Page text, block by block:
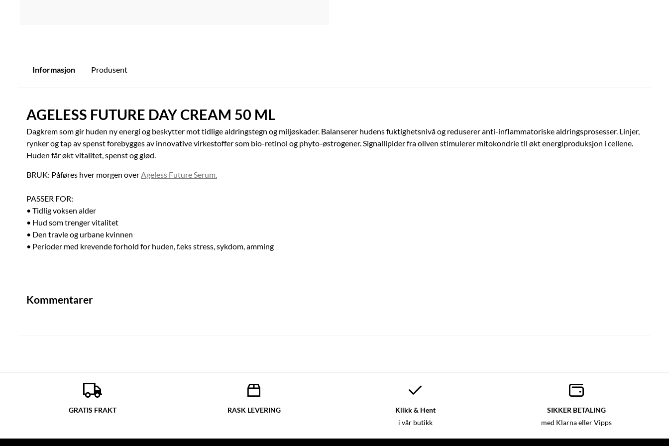
Informasjon Produsent
AGELESS FUTURE DAY CREAM 50 ML
Dagkrem som gir huden ny energi og beskytter mot tidlige aldringstegn og miljøskader. Balanserer hudens fuktighetsnivå og reduserer anti-inflammatoriske aldringsprosesser. Linjer,
rynker og tap av spenst forebygges av innovative virkestoffer som bio-retinol og phyto-østrogener. Signallipider fra oliven stimulerer mitokondrie til økt energiproduksjon i cellene.
Huden får økt vitalitet, spenst og glød.
BRUK: Påføres hver morgen overAgeless Future Serum.
PASSER FOR:
• Tidlig voksen alder
• Hud som trenger vitalitet
• Den travle og urbane kvinnen
• Perioder med krevende forhold for huden, f.eks stress, sykdom, amming
Kommentarer
GRATIS FRAKT RASK LEVERING Klikk & Hent
i vår butikk
SIKKER BETALING
med Klarna eller Vipps